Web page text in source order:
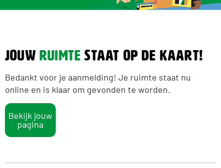
Jouw ruimte staat op de kaart!
Bedankt voor je aanmelding! Je ruimte staat nu
online en is klaar om gevonden te worden.
Bekijk jouw
pagina